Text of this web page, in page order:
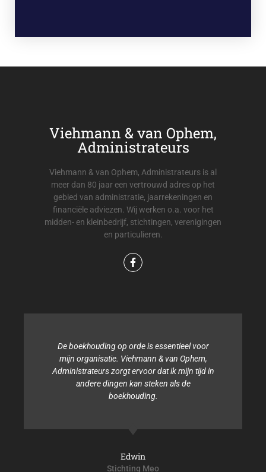
Viehmann & van Ophem,
Administrateurs
Viehmann & van Ophem, Administrateurs is al
meer dan 80 jaar een vertrouwd adres op het
gebied van administratie, jaarrekeningen en
financiële adviezen. Wij werken o.a. voor het
midden- en kleinbedrijf, stichtingen, verenigingen
en particulieren.
De boekhouding op orde is essentieel voor
mijn organisatie. Viehmann & van Ophem,
Administrateurs zorgt ervoor dat ik mijn tijd in
andere dingen kan steken als de
boekhouding.
Edwin
Stichting Meo